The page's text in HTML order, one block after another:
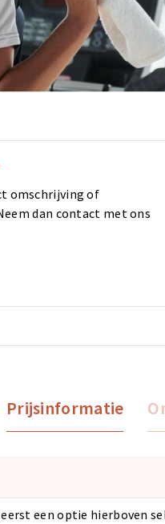
omschrijving of
dan contact met ons
Prijsinformatie
een optie hierboven